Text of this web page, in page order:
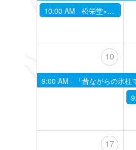
10:00 AM - 松栄堂×無鄰菴 いいセンス！インセンスの時間。 -京都の日本庭園で香の世界に親しむ-(8月)
10
9:00 AM - 「昔ながらの氷
17